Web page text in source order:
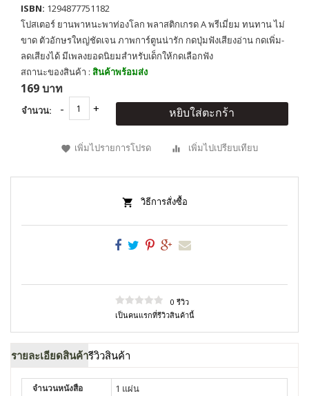
ISBN: 1294877751182
โปสเตอร์ ยานพาหนะพาท่องโลก พลาสติกเกรด A พรีเมี่ยม ทนทาน ไม่
ขาด ตัวอักษรใหญ่ชัดเจน ภาพการ์ตูนน่ารัก กดปุ่มฟังเสียงอ่าน กดเพิ่ม-
ลดเสียงได้ มีเพลงยอดนิยมสำหรับเด็กให้กดเลือกฟัง
สถานะของสินค้า : สินค้าพร้อมส่ง
169 บาท
จำนวน: หยิบใส่ตะกร้า
เพิ่มไปรายการโปรด เพิ่มไปเปรียบเทียบ
วิธีการสั่งซื้อ
0 รีวิว
เป็นคนแรกที่รีวิวสินค้านี้
รายละเอียดสินค้ารีวิวสินค้า
จำนวนหนังสือ 1 แผ่น